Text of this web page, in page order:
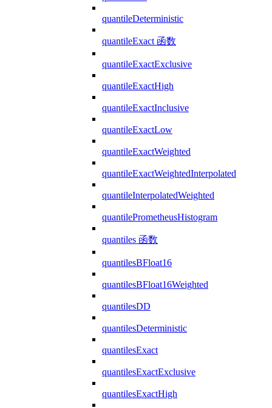
quantileDeterministic
quantileExact 函数
quantileExactExclusive
quantileExactHigh
quantileExactInclusive
quantileExactLow
quantileExactWeighted
quantileExactWeightedInterpolated
quantileInterpolatedWeighted
quantilePrometheusHistogram
quantiles 函数
quantilesBFloat16
quantilesBFloat16Weighted
quantilesDD
quantilesDeterministic
quantilesExact
quantilesExactExclusive
quantilesExactHigh